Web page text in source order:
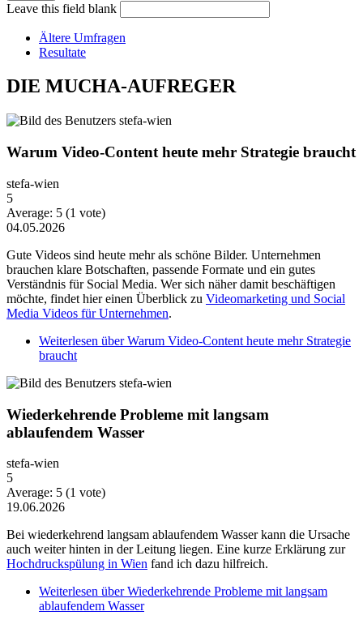
Leave this field blank
Ältere Umfragen
Resultate
DIE MUCHA-AUFREGER
Warum Video-Content heute mehr Strategie braucht
stefa-wien
5
Average: 5 (1 vote)
04.05.2026
Gute Videos sind heute mehr als schöne Bilder. Unternehmen
brauchen klare Botschaften, passende Formate und ein gutes
Verständnis für Social Media. Wer sich näher damit beschäftigen
möchte, findet hier einen Überblick zu Videomarketing und Social
Media Videos für Unternehmen.
Weiterlesen über Warum Video-Content heute mehr Strategie
braucht
Wiederkehrende Probleme mit langsam
ablaufendem Wasser
stefa-wien
5
Average: 5 (1 vote)
19.06.2026
Bei wiederkehrend langsam ablaufendem Wasser kann die Ursache
auch weiter hinten in der Leitung liegen. Eine kurze Erklärung zur
Hochdruckspülung in Wien fand ich dazu hilfreich.
Weiterlesen über Wiederkehrende Probleme mit langsam
ablaufendem Wasser